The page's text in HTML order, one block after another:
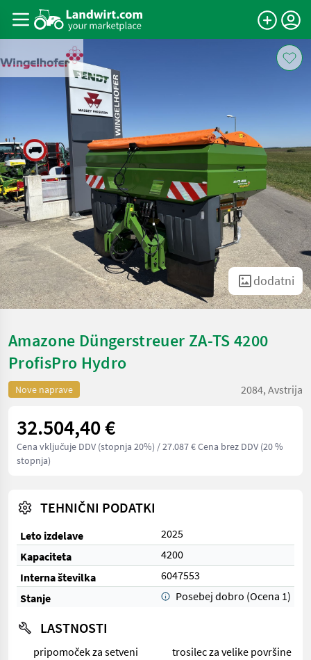
dodatni
Amazone Düngerstreuer ZA-TS 4200
ProfisPro Hydro
Nove naprave 2084, Avstrija
32.504,40 €
Cena vključuje DDV (stopnja 20%) / 27.087 € Cena brez DDV (20 %
stopnja)
TEHNIČNI PODATKI
Leto izdelave
2025
Kapaciteta
4200
Interna številka
6047553
Stanje
Posebej dobro (Ocena 1)
LASTNOSTI
pripomoček za setveni
trosilec za velike površine